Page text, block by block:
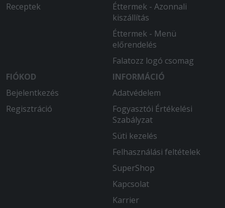
Receptek
Éttermek - Azonnali
kiszállítás
Éttermek - Menü
előrendelés
Falatozz logó csomag
FIÓKOD
Bejelentkezés
Regisztráció
INFORMÁCIÓ
Adatvédelem
Fogyasztói Értékelési
Szabályzat
Süti kezelés
Felhasználási feltételek
SuperShop
Kapcsolat
Karrier